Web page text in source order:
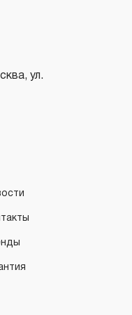
и
«ПОЖИЗНЕННАЯ
или ремонту
или
тех групп
марки THORVIK®
всех
тех групп
ул.